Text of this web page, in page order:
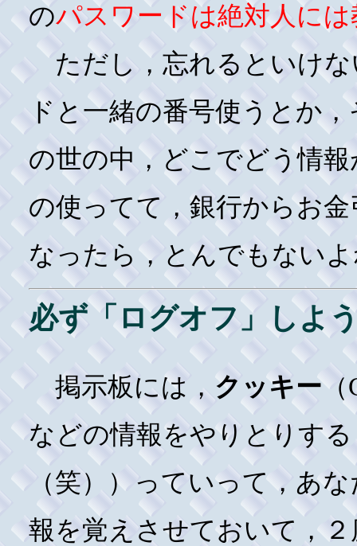
のパスワードは絶対人に
ただし，忘れるといけ
ドと一緒の番号使うとか
の世の中，どこでどう情
の使ってて，銀行からお
なったら，とんでもない
必ず「ログオフ」しよ
掲示板には， クッキー
などの情報をやりとりす
（笑））っていって，あ
報を覚えさせておいて，